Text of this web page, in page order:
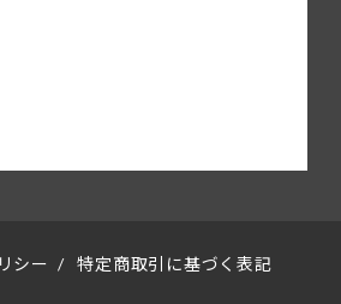
シー / 特定商取引に基づく表記